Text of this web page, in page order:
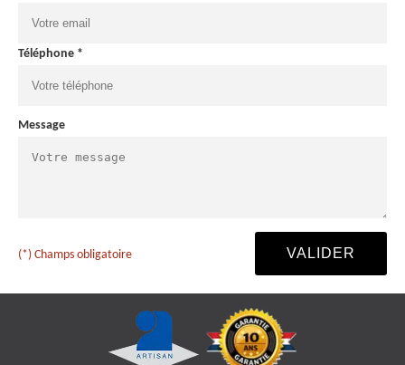
Téléphone *
Message
(*) Champs obligatoire